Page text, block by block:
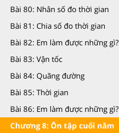
Bài 80: Nhân số đo thời gian
Bài 81: Chia số đo thời gian
Bài 82: Em làm được những gì?
Bài 83: Vận tốc
Bài 84: Quãng đường
Bài 85: Thời gian
Bài 86: Em làm được những gì?
Chương 8: Ôn tập cuối năm